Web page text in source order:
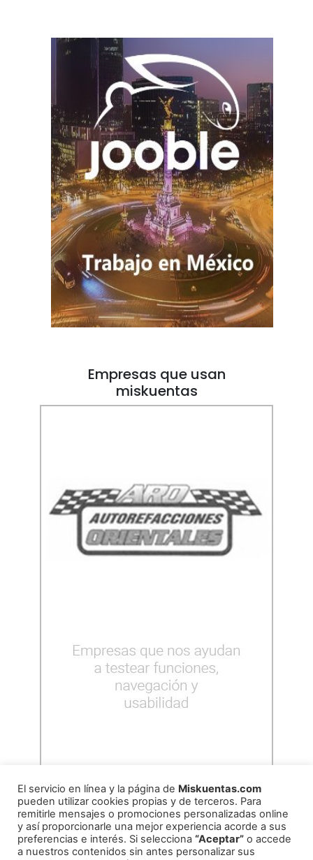
Empresas que usan
miskuentas
El servicio en línea y la página de Miskuentas.com
pueden utilizar cookies propias y de terceros. Para
remitirle mensajes o promociones personalizadas online
y así proporcionarle una mejor experiencia acorde a sus
preferencias e interés. Si selecciona “Aceptar” o accede
a nuestros contenidos sin antes personalizar sus